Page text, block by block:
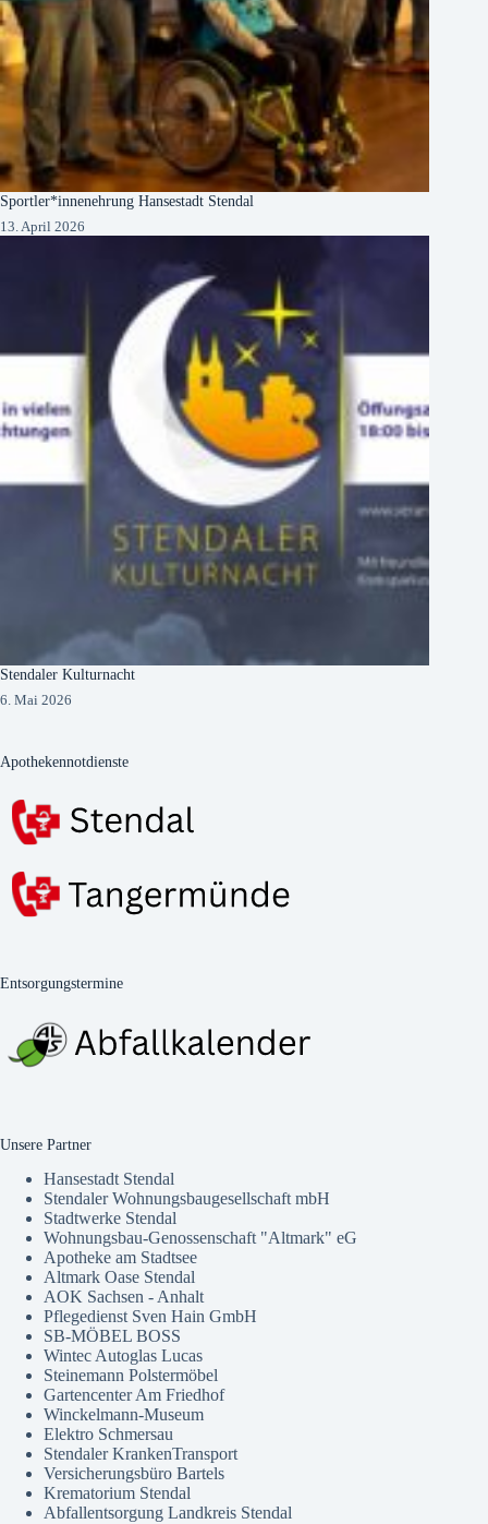
Sportler*innenehrung Hansestadt Stendal
13. April 2026
Stendaler Kulturnacht
6. Mai 2026
Apothekennotdienste
Entsorgungstermine
Unsere Partner
Hansestadt Stendal
Stendaler Wohnungsbaugesellschaft mbH
Stadtwerke Stendal
Wohnungsbau-Genossenschaft "Altmark" eG
Apotheke am Stadtsee
Altmark Oase Stendal
AOK Sachsen - Anhalt
Pflegedienst Sven Hain GmbH
SB-MÖBEL BOSS
Wintec Autoglas Lucas
Steinemann Polstermöbel
Gartencenter Am Friedhof
Winckelmann-Museum
Elektro Schmersau
Stendaler KrankenTransport
Versicherungsbüro Bartels
Krematorium Stendal
Abfallentsorgung Landkreis Stendal